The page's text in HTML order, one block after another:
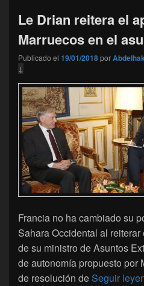
Le Drian reitera el
Marruecos en el
Publicado el 19/01/2018por
↓
Francia no ha cambiado su
Sahara Occidental al
de su ministro de Asuntos
de autonomía propuesto por
de resolución de Seguir